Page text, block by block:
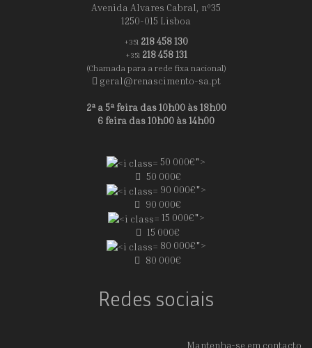
Avenida Alvares Cabral, nº35
1250-015 Lisboa
+351 218 458 130
+351 218 458 131
(Chamada para a rede fixa nacional)
geral@renascimento-sa.pt
2ª a 5ª feira das 10h00 às 18h00
6 feira das 10h00 às 14h00
50 000€">
50 000€
90 000€">
90 000€
15 000€">
15 000€
80 000€">
80 000€
Redes sociais
Mantenha-se em contacto